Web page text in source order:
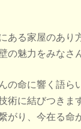
ある家屋のあり
の魅力をみなさ
の命に響く語ら
術に結びつきま
がり、今在る命